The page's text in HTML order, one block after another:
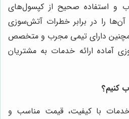
و استفاده صحیح از کپسول‌های
را در برابر خطرات آتش‌سوزی
دارای تیمی مجرب و متخصص
آماده ارائه خدمات به مشتریان
کنیم؟
خدمات با کیفیت، قیمت مناسب و